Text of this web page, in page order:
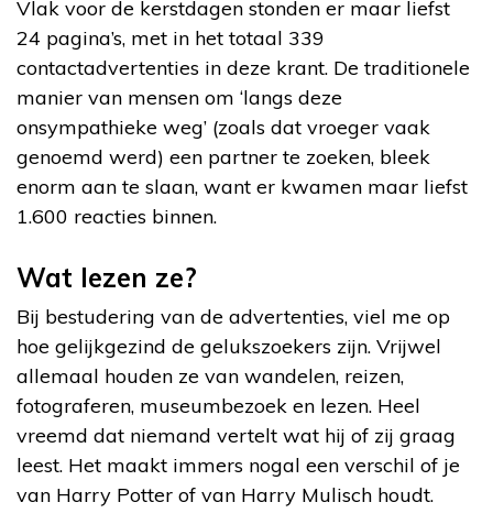
Vlak voor de kerstdagen stonden er maar liefst
24 pagina’s, met in het totaal 339
contactadvertenties in deze krant. De traditionele
manier van mensen om ‘langs deze
onsympathieke weg’ (zoals dat vroeger vaak
genoemd werd) een partner te zoeken, bleek
enorm aan te slaan, want er kwamen maar liefst
1.600 reacties binnen.
Wat lezen ze?
Bij bestudering van de advertenties, viel me op
hoe gelijkgezind de gelukszoekers zijn. Vrijwel
allemaal houden ze van wandelen, reizen,
fotograferen, museumbezoek en lezen. Heel
vreemd dat niemand vertelt wat hij of zij graag
leest. Het maakt immers nogal een verschil of je
van Harry Potter of van Harry Mulisch houdt.